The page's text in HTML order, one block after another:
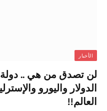
الأخبار
لن تصدق من هي .. دولة
الدولار واليورو
العالم!!